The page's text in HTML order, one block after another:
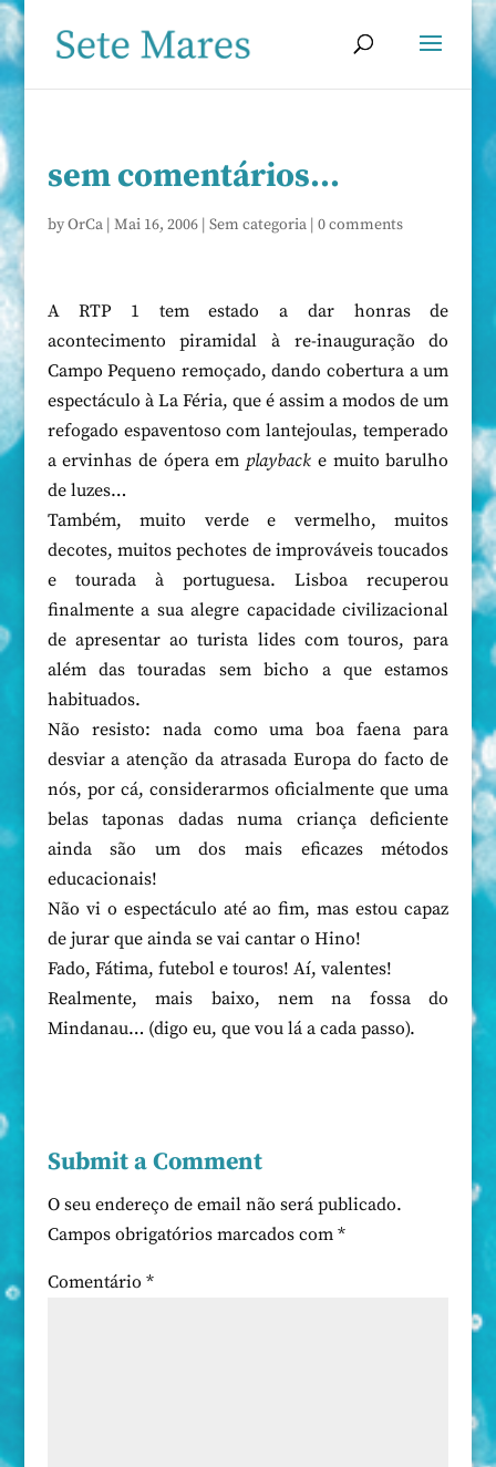
sem comentários…
byOrCa| Mai 16, 2006| Sem categoria| 0 comments
A RTP 1 tem estado a dar honras de
acontecimento piramidal à re-inauguração do
Campo Pequeno remoçado, dando cobertura a um
espectáculo à La Féria, que é assim a modos de um
refogado espaventoso com lantejoulas, temperado
a ervinhas de ópera em playback e muito barulho
de luzes…
Também, muito verde e vermelho, muitos
decotes, muitos pechotes de improváveis toucados
e tourada à portuguesa. Lisboa recuperou
finalmente a sua alegre capacidade civilizacional
de apresentar ao turista lides com touros, para
além das touradas sem bicho a que estamos
habituados.
Não resisto: nada como uma boa faena para
desviar a atenção da atrasada Europa do facto de
nós, por cá, considerarmos oficialmente que uma
belas taponas dadas numa criança deficiente
ainda são um dos mais eficazes métodos
educacionais!
Não vi o espectáculo até ao fim, mas estou capaz
de jurar que ainda se vai cantar o Hino!
Fado, Fátima, futebol e touros! Aí, valentes!
Realmente, mais baixo, nem na fossa do
Mindanau… (digo eu, que vou lá a cada passo).
Submit a Comment
O seu endereço de email não será publicado.
Campos obrigatórios marcados com *
Comentário *